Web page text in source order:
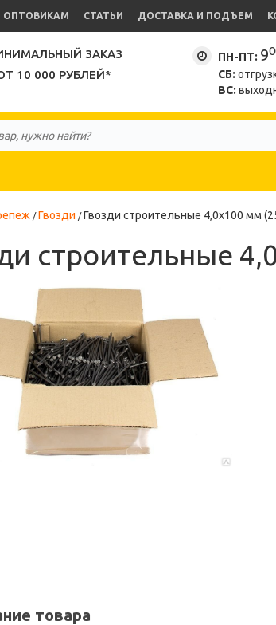
ОПТОВИКАМ СТАТЬИ ДОСТАВКА И ПОДЪЕМ
ЗАКАЗ
10 000 РУБЛЕЙ*
ПН-ПТ: 9
СБ:
ВС:
Гвозди Гвозди строительные 4,0х100 мм
строительные
товара